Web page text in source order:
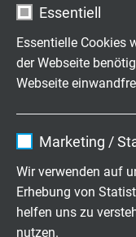
Essentiell
Essentielle Cookies
der Webseite
Webseite
Laufzeit 1
Marketing /
Wir verwenden auf
Erhebung von
helfen uns zu
nutzen.
L03242528
Artikel anfragen
L03240226
L03240326